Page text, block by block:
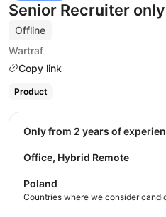
Senior Recruiter
Offline
Wartraf
Copy link
Product
Only from 2 years of
Office, Hybrid Remote
Poland
Countries where we consider